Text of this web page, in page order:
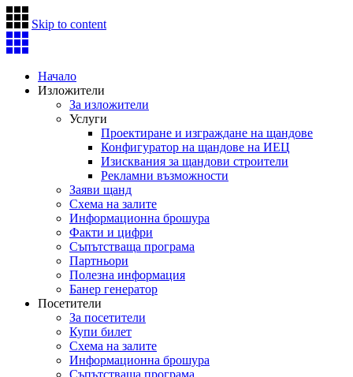
Skip to content
Начало
Изложители
За изложители
Услуги
Проектиране и изграждане на щандове
Конфигуратор на щандове на ИЕЦ
Изисквания за щандови строители
Рекламни възможности
Заяви щанд
Схема на залите
Информационна брошура
Факти и цифри
Съпътстваща програма
Партньори
Полезна информация
Банер генератор
Посетители
За посетители
Купи билет
Схема на залите
Информационна брошура
Съпътстваща програма